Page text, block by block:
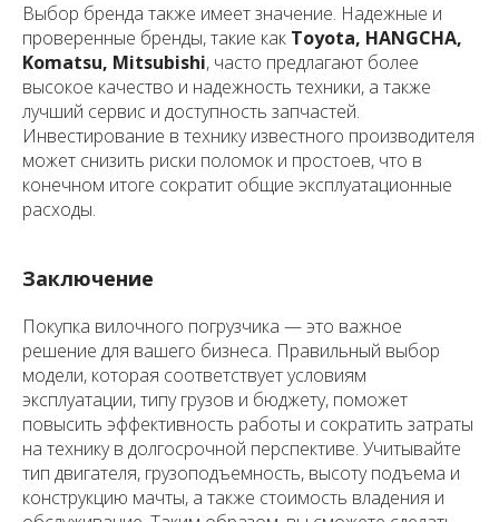
Выбор бренда также имеет значение. Надежные и
проверенные бренды, такие как Toyota, HANGCHA,
Komatsu, Mitsubishi, часто предлагают более
высокое качество и надежность техники, а также
лучший сервис и доступность запчастей.
Инвестирование в технику известного производителя
может снизить риски поломок и простоев, что в
конечном итоге сократит общие эксплуатационные
расходы.
Заключение
Покупка вилочного погрузчика — это важное
решение для вашего бизнеса. Правильный выбор
модели, которая соответствует условиям
эксплуатации, типу грузов и бюджету, поможет
повысить эффективность работы и сократить затраты
на технику в долгосрочной перспективе. Учитывайте
тип двигателя, грузоподъемность, высоту подъема и
конструкцию мачты, а также стоимость владения и